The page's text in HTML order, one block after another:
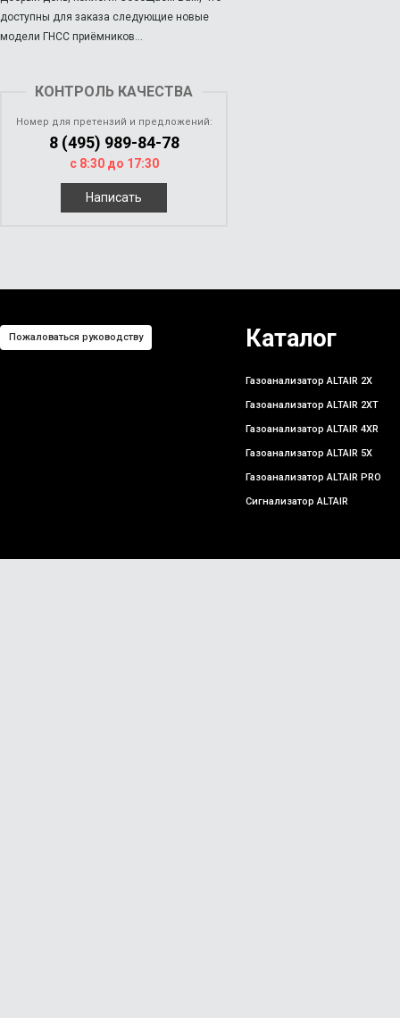
доступны для заказа следующие новые
модели ГНСС приёмников...
КОНТРОЛЬ КАЧЕСТВА
Номер для претензий и предложений:
8 (495) 989-84-78
с 8:30 до 17:30
Написать
Пожаловаться руководству Каталог
Газоанализатор ALTAIR 2X
Газоанализатор ALTAIR 2XT
Газоанализатор ALTAIR 4XR
Газоанализатор ALTAIR 5X
Газоанализатор ALTAIR PRO
Сигнализатор ALTAIR